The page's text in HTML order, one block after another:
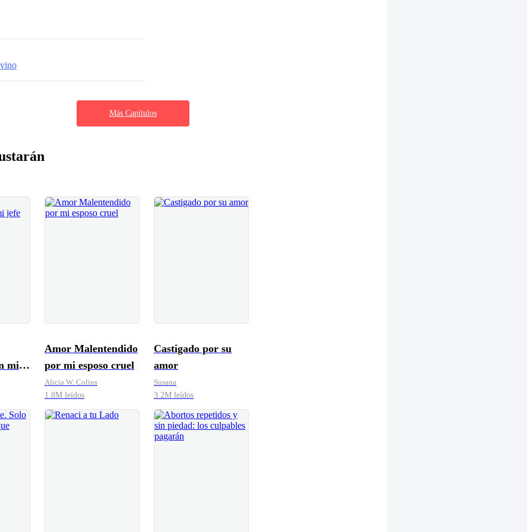
Más Capítulos
mi
Amor Malentendido
por mi esposo cruel
Alicia W. Colins
1.8M leídos
Castigado por su
amor
Susana
3.2M leídos